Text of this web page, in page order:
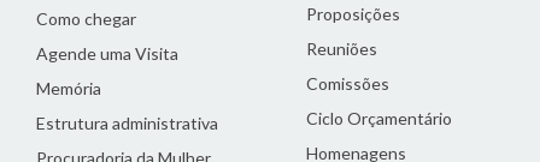
Como chegar
Agende uma Visita
Memória
Estrutura administrativa
Proposições
Reuniões
Comissões
Ciclo Orçamentário
Homenagens